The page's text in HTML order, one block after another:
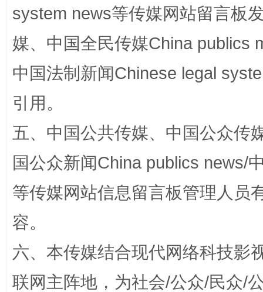
扯下公款旅游的“隐身衣” 如何以
system news等传媒网站留言板
媒、中国全民传媒China publics
中国法制新闻Chinese legal
引用。
五、中国公共传媒、中国公众传
国公众新闻China publics news/
等传媒网站信息留言板管理人员
容。
六、本传媒结合现代网络科技影
联网主阵地，为社会/公众/民众/